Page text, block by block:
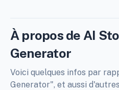
À propos de AI
Generator
Voici quelques infos par
Generator", et aussi